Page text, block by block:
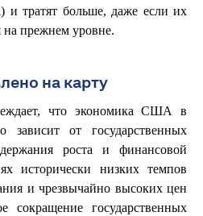
и тратят больше, даже если их
на прежнем уровне.
на карту
что экономика США в
зависит от государственных
роста и финансовой
исторически низких темпов
и чрезвычайно высоких цен
сокращение государственных